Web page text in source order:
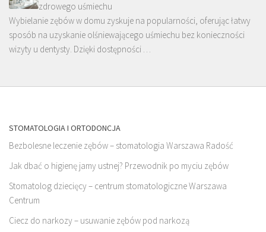
zdrowego uśmiechu
Wybielanie zębów w domu zyskuje na popularności, oferując łatwy
sposób na uzyskanie olśniewającego uśmiechu bez konieczności
wizyty u dentysty. Dzięki dostępności …
STOMATOLOGIA I ORTODONCJA
Bezbolesne leczenie zębów – stomatologia Warszawa Radość
Jak dbać o higienę jamy ustnej? Przewodnik po myciu zębów
Stomatolog dziecięcy – centrum stomatologiczne Warszawa
Centrum
Ciecz do narkozy – usuwanie zębów pod narkozą